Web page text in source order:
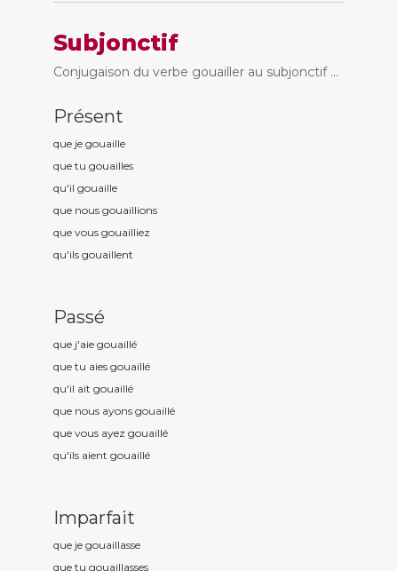
Subjonctif
Conjugaison du verbe gouailler au subjonctif ...
Présent
que je gouaille
que tu gouailles
qu'il gouaille
que nous gouaillions
que vous gouailliez
qu'ils gouaillent
Passé
que j'aie gouaillé
que tu aies gouaillé
qu'il ait gouaillé
que nous ayons gouaillé
que vous ayez gouaillé
qu'ils aient gouaillé
Imparfait
que je gouaillasse
que tu gouaillasses